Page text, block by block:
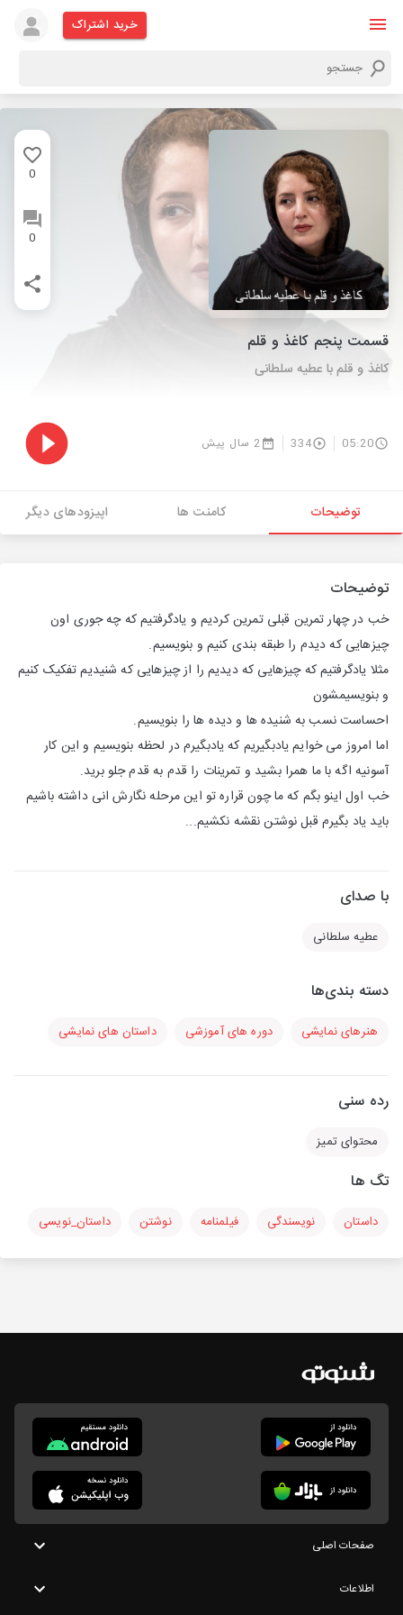
خرید اشتراک
0
0
قسمت پنجم کاغذ و قلم
کاغذ و قلم با عطیه سلطانی
05:20
334 2 سال پیش
توضیحات کامنت ها اپیزودهای دیگر
توضیحات
خب در چهار تمرین قبلی تمرین کردیم و یادگرفتیم که چه جوری اون
چیزهایی که دیدم را طبقه بندی کنیم و بنویسیم.
مثلا یادگرفتیم که چیزهایی که دیدیم را از چیزهایی که شنیدیم تفکیک کنیم
و بنویسیمشون
احساست نسب به شنیده ها و دیده ها را بنویسیم.
اما امروز می خوایم یادبگیریم که یادبگیرم در لحظه بنویسیم و این کار
آسونیه اگه با ما همرا بشید و تمرینات را قدم به قدم جلو برید.
خب اول اینو بگم که ما چون قراره تو این مرحله نگارش انی داشته باشیم
باید یاد بگیرم قبل نوشتن نقشه نکشیم...
با صدای
عطیه سلطانی
دسته بندی‌ها
هنرهای نمایشی دوره های آموزشی داستان های نمایشی
رده سنی
محتوای تمیز
تگ ها
داستان نویسندگی فیلمنامه نوشتن داستان_نویسی
صفحات اصلی
اطلاعات